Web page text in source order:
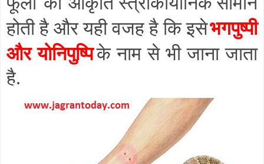
होती है और यही वजह है कि इसेभगपुष्पी
और योनिपुष्पिके नाम से भी जाना जाता
है.